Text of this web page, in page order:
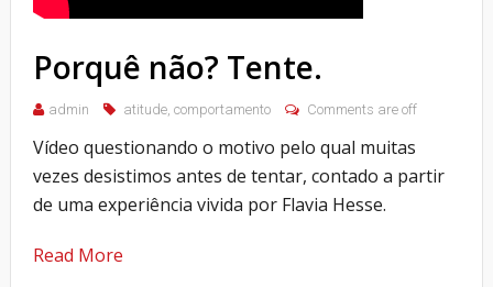
Porquê não? Tente.
admin atitude, comportamento Comments are off
Vídeo questionando o motivo pelo qual muitas
vezes desistimos antes de tentar, contado a partir
de uma experiência vivida por Flavia Hesse.
Read More